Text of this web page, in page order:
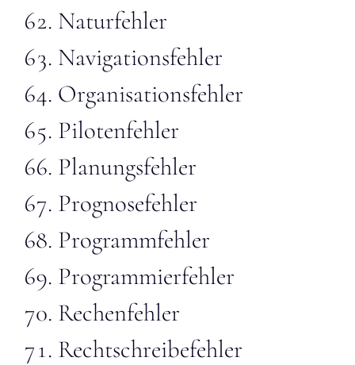
Naturfehler
Navigationsfehler
Organisationsfehler
Pilotenfehler
Planungsfehler
Prognosefehler
Programmfehler
Programmierfehler
Rechenfehler
Rechtschreibefehler